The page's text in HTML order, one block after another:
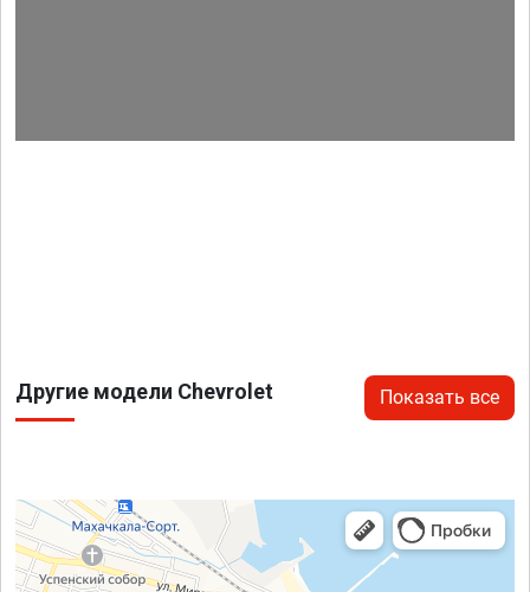
Другие модели Chevrolet Показать все